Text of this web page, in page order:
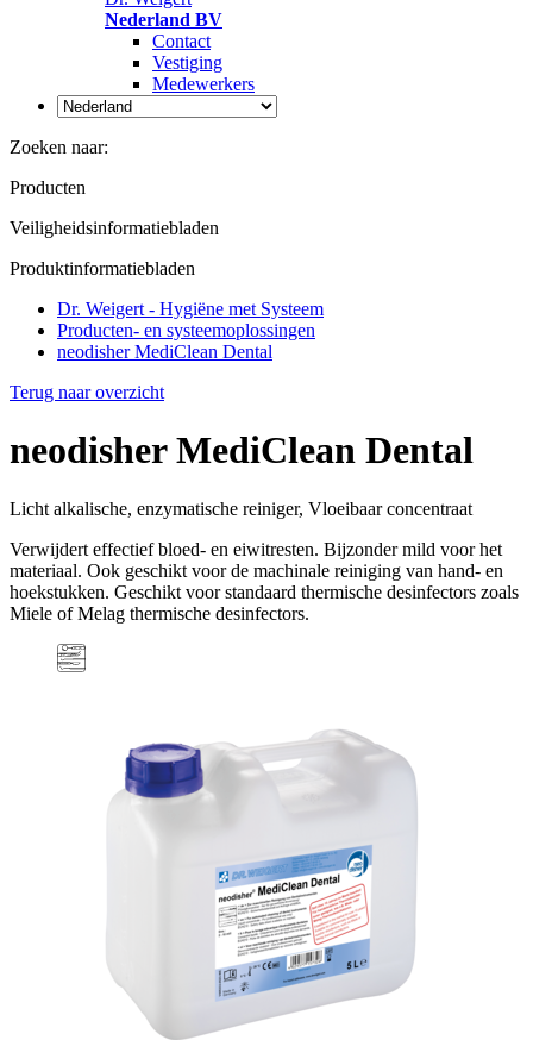
Nederland BV
Contact
Vestiging
Medewerkers
Zoeken naar:
Producten
Veiligheidsinformatiebladen
Produktinformatiebladen
Dr. Weigert - Hygiëne met Systeem
Producten- en systeemoplossingen
neodisher MediClean Dental
Terug naar overzicht
neodisher MediClean Dental
Licht alkalische, enzymatische reiniger, Vloeibaar concentraat
Verwijdert effectief bloed- en eiwitresten. Bijzonder mild voor het
materiaal. Ook geschikt voor de machinale reiniging van hand- en
hoekstukken. Geschikt voor standaard thermische desinfectors zoals
Miele of Melag thermische desinfectors.